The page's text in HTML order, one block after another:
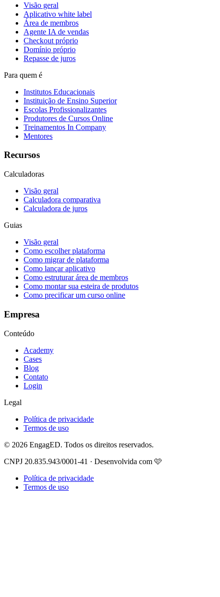
Visão geral
Aplicativo white label
Área de membros
Agente IA de vendas
Checkout próprio
Domínio próprio
Repasse de juros
Para quem é
Institutos Educacionais
Instituição de Ensino Superior
Escolas Profissionalizantes
Produtores de Cursos Online
Treinamentos In Company
Mentores
Recursos
Calculadoras
Visão geral
Calculadora comparativa
Calculadora de juros
Guias
Visão geral
Como escolher plataforma
Como migrar de plataforma
Como lançar aplicativo
Como estruturar área de membros
Como montar sua esteira de produtos
Como precificar um curso online
Empresa
Conteúdo
Academy
Cases
Blog
Contato
Login
Legal
Política de privacidade
Termos de uso
© 2026 EngagED. Todos os direitos reservados.
CNPJ 20.835.943/0001-41 · Desenvolvida com 🩷
Política de privacidade
Termos de uso